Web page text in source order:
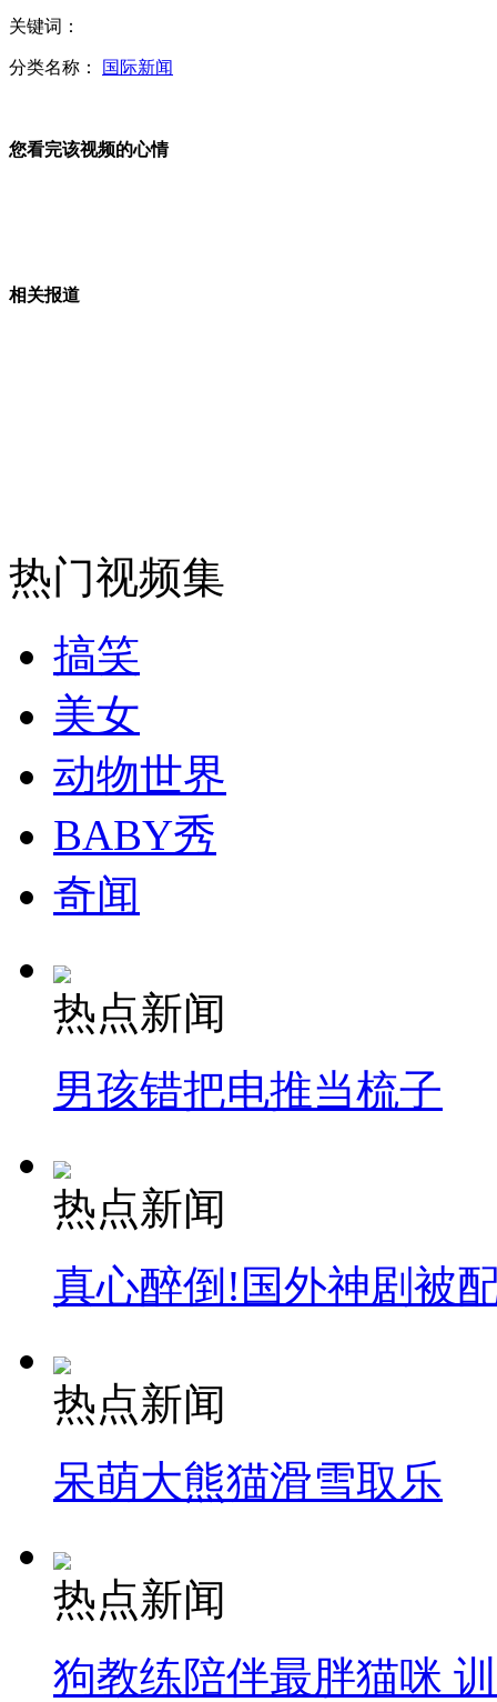
英报暗访揭秘上院权钱交易
手机辐射检测 接通时辐射飙升
山西运城恶犬咬伤多人 警民合力深夜将其击毙
女孩北京地铁殴打老人 痛下狠手拳打脚踢
无痛分娩是否安全 医生回应
走！跟着总书记去植树
纽约上演“枕头大战”
司机酒驾遇交警 急速倒车逃窜
关键词：
分类名称： 国际新闻
您看完该视频的心情
相关报道
热门视频集
搞笑
美女
动物世界
BABY秀
奇闻
热点新闻
男孩错把电推当梳子
热点新闻
真心醉倒!国外神剧被
热点新闻
呆萌大熊猫滑雪取乐
热点新闻
狗教练陪伴最胖猫咪